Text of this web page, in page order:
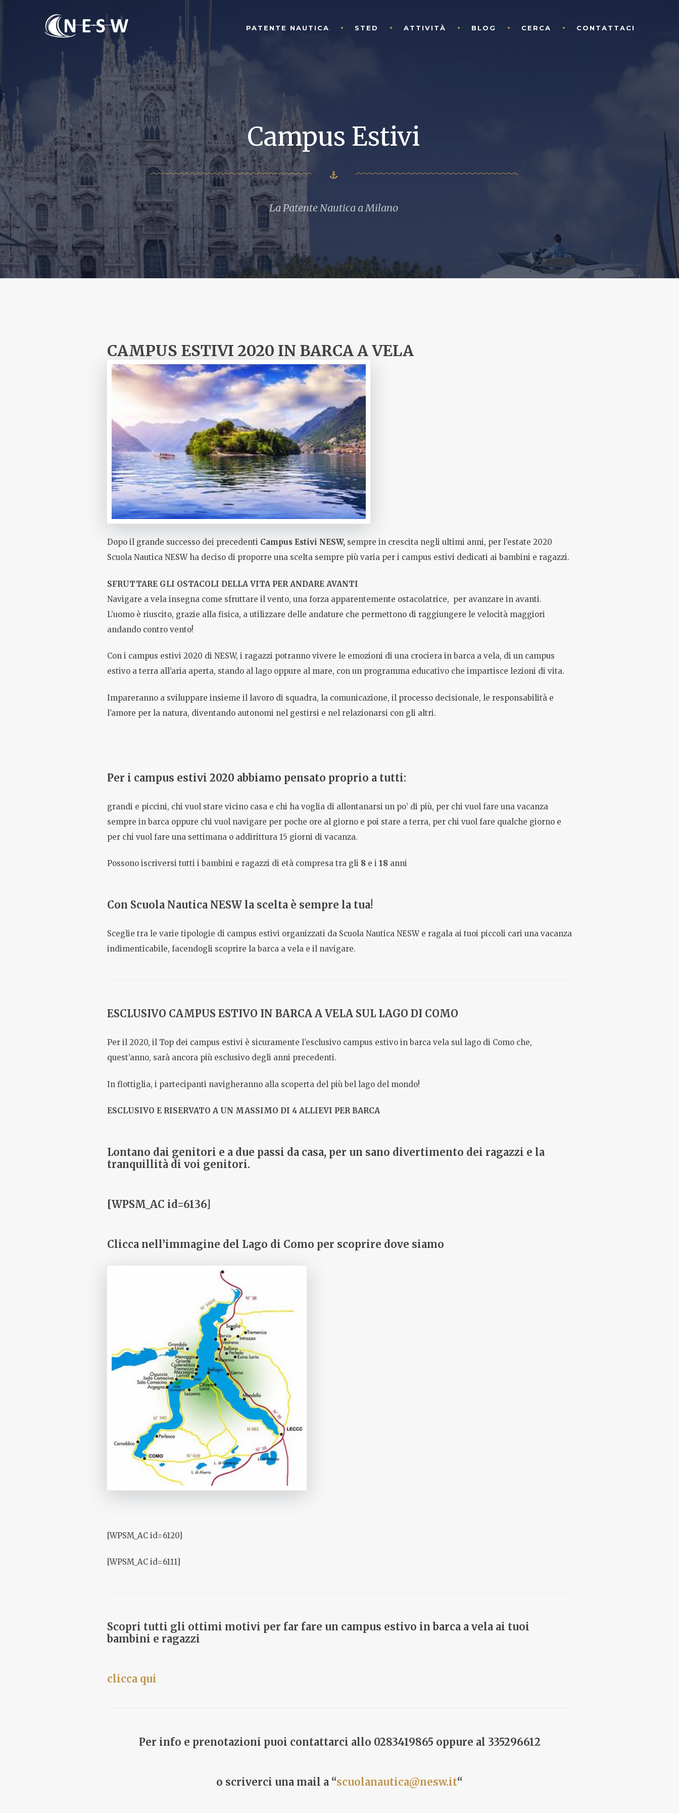
PATENTE NAUTICA STED ATTIVITÀ BLOG CERCA CONTATTACI
Campus Estivi
La Patente Nautica a Milano
CAMPUS ESTIVI 2020 IN BARCA A VELA
Dopo il grande successo dei precedenti Campus Estivi NESW, sempre in crescita negli ultimi anni, per l’estate 2020
Scuola Nautica NESW ha deciso di proporre una scelta sempre più varia per i campus estivi dedicati ai bambini e ragazzi.
SFRUTTARE GLI OSTACOLI DELLA VITA PER ANDARE AVANTI
Navigare a vela insegna come sfruttare il vento, una forza apparentemente ostacolatrice, per avanzare in avanti.
L’uomo è riuscito, grazie alla fisica, a utilizzare delle andature che permettono di raggiungere le velocità maggiori
andando contro vento!
Con i campus estivi 2020 di NESW, i ragazzi potranno vivere le emozioni di una crociera in barca a vela, di un campus
estivo a terra all’aria aperta, stando al lago oppure al mare, con un programma educativo che impartisce lezioni di vita.
Impareranno a sviluppare insieme il lavoro di squadra, la comunicazione, il processo decisionale, le responsabilità e
l’amore per la natura, diventando autonomi nel gestirsi e nel relazionarsi con gli altri.
Per i campus estivi 2020 abbiamo pensato proprio a tutti:
grandi e piccini, chi vuol stare vicino casa e chi ha voglia di allontanarsi un po’ di più, per chi vuol fare una vacanza
sempre in barca oppure chi vuol navigare per poche ore al giorno e poi stare a terra, per chi vuol fare qualche giorno e
per chi vuol fare una settimana o addirittura 15 giorni di vacanza.
Possono iscriversi tutti i bambini e ragazzi di età compresa tra gli 8 e i 18 anni
Con Scuola Nautica NESW la scelta è sempre la tua!
Sceglie tra le varie tipologie di campus estivi organizzati da Scuola Nautica NESW e ragala ai tuoi piccoli cari una vacanza
indimenticabile, facendogli scoprire la barca a vela e il navigare.
ESCLUSIVO CAMPUS ESTIVO IN BARCA A VELA SUL LAGO DI COMO
Per il 2020, il Top dei campus estivi è sicuramente l’esclusivo campus estivo in barca vela sul lago di Como che,
quest’anno, sarà ancora più esclusivo degli anni precedenti.
In flottiglia, i partecipanti navigheranno alla scoperta del più bel lago del mondo!
ESCLUSIVO E RISERVATO A UN MASSIMO DI 4 ALLIEVI PER BARCA
Lontano dai genitori e a due passi da casa, per un sano divertimento dei ragazzi e la
tranquillità di voi genitori.
[WPSM_AC id=6136]
Clicca nell’immagine del Lago di Como per scoprire dove siamo
[WPSM_AC id=6120]
[WPSM_AC id=6111]
Scopri tutti gli ottimi motivi per far fare un campus estivo in barca a vela ai tuoi
bambini e ragazzi
clicca qui
Per info e prenotazioni puoi contattarci allo 0283419865 oppure al 335296612
o scriverci una mail a “scuolanautica@nesw.it“